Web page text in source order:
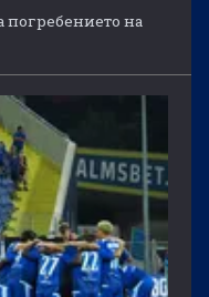
на